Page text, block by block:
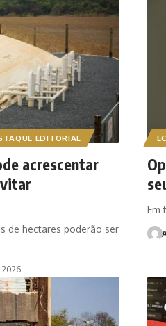
EDITORIAL
acrescentar
de hectares poderão ser
2026
Em